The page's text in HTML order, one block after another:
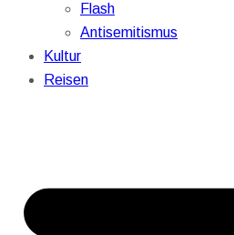
Flash
Antisemitismus
Kultur
Reisen